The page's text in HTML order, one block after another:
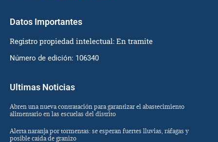
Datos Importantes
Registro propiedad intelectual: En tramite
Número de edición: 106340
Ultimas Noticias
Abren una nueva contratación para garantizar el abastecimiento
alimentario en las escuelas del distrito
Alerta naranja por tormentas: se esperan fuertes lluvias, ráfagas y
posible caída de granizo